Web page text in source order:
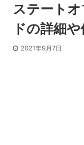
ステート
ドの詳細
2021年9月7日